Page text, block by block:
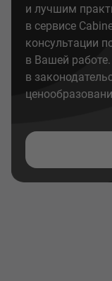
и лучшим
в сервисе
консультации
в Вашей
в